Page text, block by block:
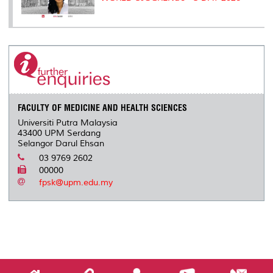
FACULTY OF MEDICINE AND HEALTH SCIENCES
Universiti Putra Malaysia
43400 UPM Serdang
Selangor Darul Ehsan
03 9769 2602
00000
fpsk@upm.edu.my